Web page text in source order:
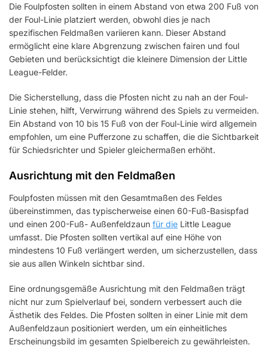
Die Foulpfosten sollten in einem Abstand von etwa 200 Fuß von
der Foul-Linie platziert werden, obwohl dies je nach
spezifischen Feldmaßen variieren kann. Dieser Abstand
ermöglicht eine klare Abgrenzung zwischen fairen und foul
Gebieten und berücksichtigt die kleinere Dimension der Little
League-Felder.
Die Sicherstellung, dass die Pfosten nicht zu nah an der Foul-
Linie stehen, hilft, Verwirrung während des Spiels zu vermeiden.
Ein Abstand von 10 bis 15 Fuß von der Foul-Linie wird allgemein
empfohlen, um eine Pufferzone zu schaffen, die die Sichtbarkeit
für Schiedsrichter und Spieler gleichermaßen erhöht.
Ausrichtung mit den Feldmaßen
Foulpfosten müssen mit den Gesamtmaßen des Feldes
übereinstimmen, das typischerweise einen 60-Fuß-Basispfad
und einen 200-Fuß- Außenfeldzaun für die Little League
umfasst. Die Pfosten sollten vertikal auf eine Höhe von
mindestens 10 Fuß verlängert werden, um sicherzustellen, dass
sie aus allen Winkeln sichtbar sind.
Eine ordnungsgemäße Ausrichtung mit den Feldmaßen trägt
nicht nur zum Spielverlauf bei, sondern verbessert auch die
Ästhetik des Feldes. Die Pfosten sollten in einer Linie mit dem
Außenfeldzaun positioniert werden, um ein einheitliches
Erscheinungsbild im gesamten Spielbereich zu gewährleisten.